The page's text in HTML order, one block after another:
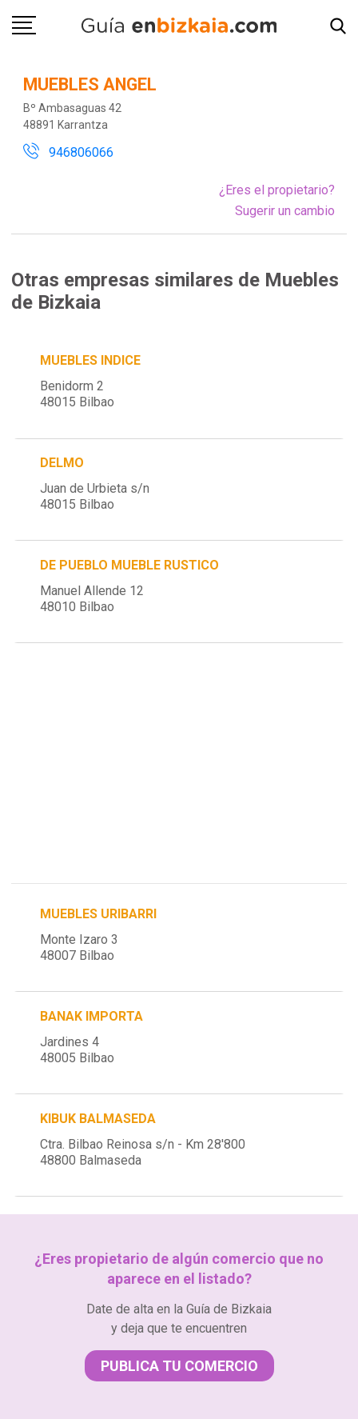
MUEBLES ANGEL
Bº Ambasaguas 42
48891 Karrantza
946806066
¿Eres el propietario?
Sugerir un cambio
Otras empresas similares de Muebles
de Bizkaia
MUEBLES INDICE
Benidorm 2
48015 Bilbao
DELMO
Juan de Urbieta s/n
48015 Bilbao
DE PUEBLO MUEBLE RUSTICO
Manuel Allende 12
48010 Bilbao
MUEBLES URIBARRI
Monte Izaro 3
48007 Bilbao
BANAK IMPORTA
Jardines 4
48005 Bilbao
KIBUK BALMASEDA
Ctra. Bilbao Reinosa s/n - Km 28'800
48800 Balmaseda
¿Eres propietario de algún comercio que no
aparece en el listado?
Date de alta en la Guía de Bizkaia
y deja que te encuentren
PUBLICA TU COMERCIO